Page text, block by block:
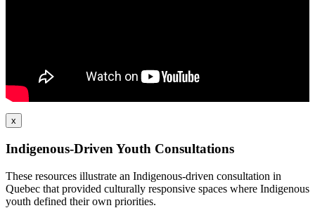
x
Indigenous-Driven Youth Consultations
These resources illustrate an Indigenous-driven consultation in
Quebec that provided culturally responsive spaces where Indigenous
youth defined their own priorities.